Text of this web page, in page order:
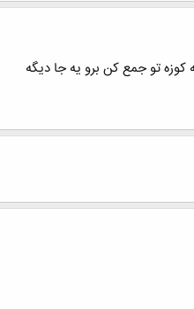
كوزه تو جمع كن برو يه جا ديگه